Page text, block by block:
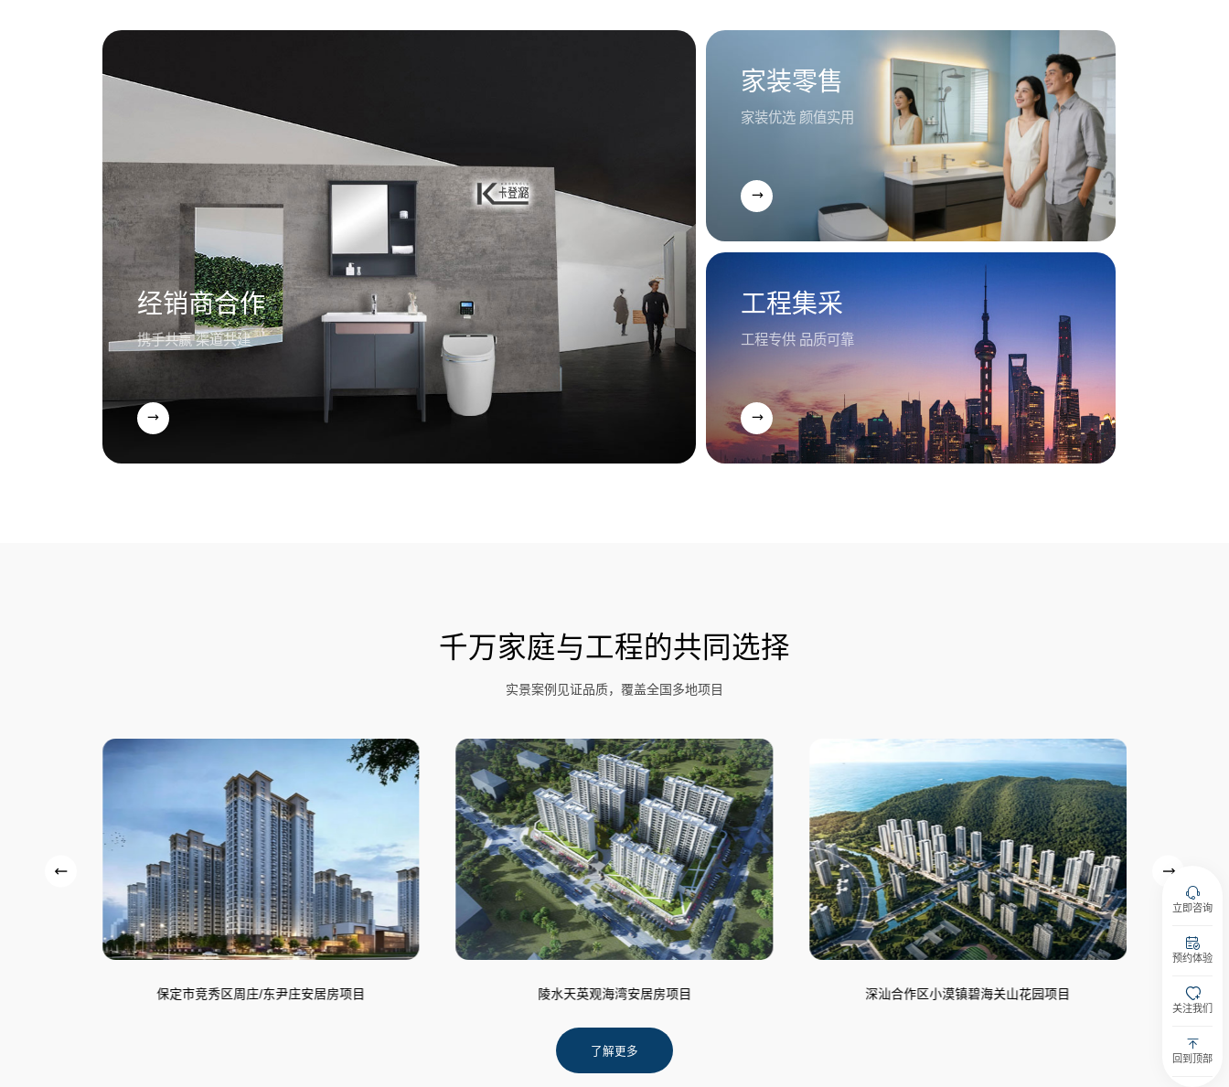
经销商合作
携手共赢 渠道共建
家装零售
家装优选 颜值实用
工程集采
工程专供 品质可靠
千万家庭与工程的共同选择
实景案例见证品质，覆盖全国多地项目
陵水天英观海湾安居房项目 深汕合作区小漠镇碧海关山花园项目 陵水屯昌竹悦山水安居房项目
了解更多
立即咨询
预约体验
关注我们
回到顶部